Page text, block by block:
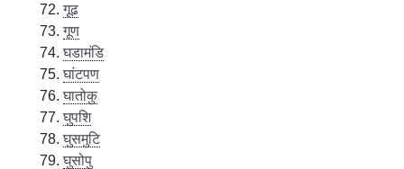
गूढ
गूण
घडामंडि
घांटपण
घातोकु
घुपशि
घुसमुटि
घुसोपु